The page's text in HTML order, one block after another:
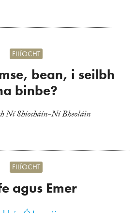
bean, i seilbh
binbe?
FILÍOCHT
Ní Shíocháín-Ní Bheoláin
agus Emer
FILÍOCHT